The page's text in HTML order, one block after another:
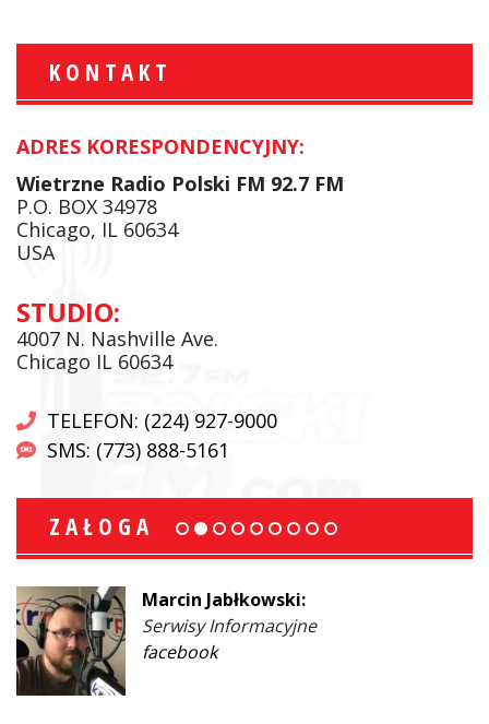
KONTAKT
ADRES KORESPONDENCYJNY:
Wietrzne Radio Polski FM 92.7 FM
P.O. BOX 34978
Chicago, IL 60634
USA
STUDIO:
4007 N. Nashville Ave.
Chicago IL 60634
TELEFON: (224) 927-9000
SMS: (773) 888-5161
ZAŁOGA
Marcin Jabłkowski:
Serwisy Informacyjne
facebook